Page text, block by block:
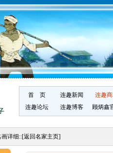
首 页 连趣新闻
连趣
连趣论坛
连趣博客 顾炳鑫
画详细::[返回名家主页]